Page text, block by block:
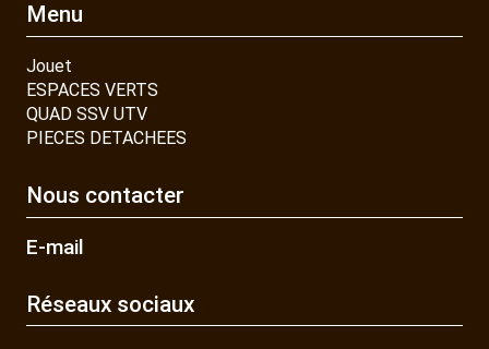
Menu
Jouet
ESPACES VERTS
QUAD SSV UTV
PIECES DETACHEES
Nous contacter
E-mail
Réseaux sociaux